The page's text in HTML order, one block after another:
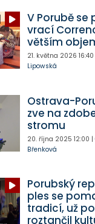
V Porubě se
vrací
větším
21. května 2026 16:40
Lipowská
Ostrava-
zve na
stromu
20. října 2025 12:00 |
Břenková
Porubský
ples se
tradicí, už
roztančil